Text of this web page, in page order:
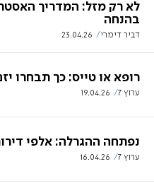
לא רק מזל: המדריך
בהנחה
דביר דימרי 23.04.26
רופא או טייס: כך תבחרו
ערוץ 7 19.04.26
נפתחה ההגרלה: אלפי
ערוץ 7 16.04.26